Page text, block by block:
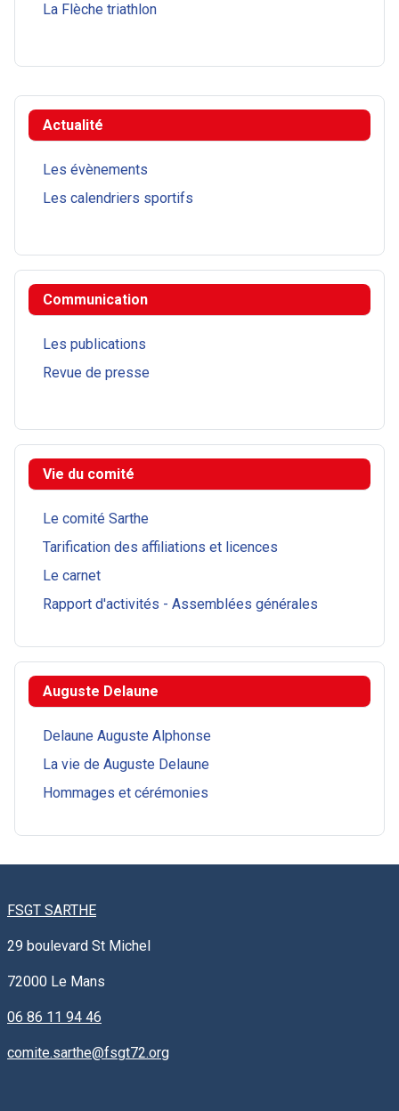
Actualité
Les évènements
Les calendriers sportifs
Communication
Les publications
Revue de presse
Vie du comité
Le comité Sarthe
Tarification des affiliations et licences
Le carnet
Rapport d'activités - Assemblées générales
Auguste Delaune
Delaune Auguste Alphonse
La vie de Auguste Delaune
Hommages et cérémonies
La Flèche triathlon
FSGT SARTHE
29 boulevard St Michel
72000 Le Mans
06 86 11 94 46
comite.sarthe@fsgt72.org